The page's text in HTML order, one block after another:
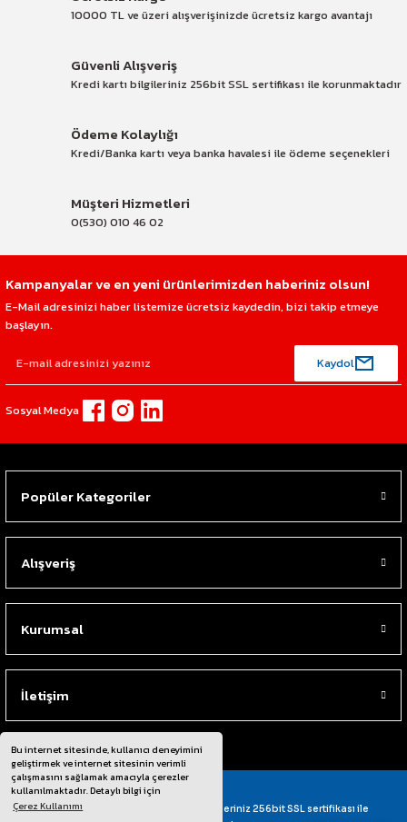
Bu internet sitesinde, kullanıcı deneyimini
geliştirmek ve internet sitesinin verimli
çalışmasını sağlamak amacıyla çerezler
kullanılmaktadır. Detaylı bilgi için
Çerez Kullanımı
10000 TL ve üzeri alışverişinizde ücretsiz kargo avantajı
Güvenli Alışveriş
Kredi kartı bilgileriniz 256bit SSL sertifikası ile korunmaktadır
Ödeme Kolaylığı
Kredi/Banka kartı veya banka havalesi ile ödeme seçenekleri
Müşteri Hizmetleri
0(530) 010 46 02
Sosyal Medya
Kampanyalar ve en yeni ürünlerimizden haberiniz olsun!
E-Mail adresinizi haber listemize ücretsiz kaydedin, bizi takip etmeye
başlayın.
Kaydol
Popüler Kategoriler
Alışveriş
Kurumsal
İletişim
© Tüm Hakları Saklıdır. Kredi kartı bilgileriniz 256bit SSL sertifikası ile